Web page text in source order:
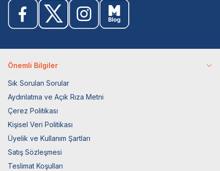
Önemli Bilgiler
Sık Sorulan Sorular
Aydınlatma ve Açık Rıza Metni
Çerez Politikası
Kişisel Veri Politikası
Üyelik ve Kullanım Şartları
Satış Sözleşmesi
Teslimat Koşulları